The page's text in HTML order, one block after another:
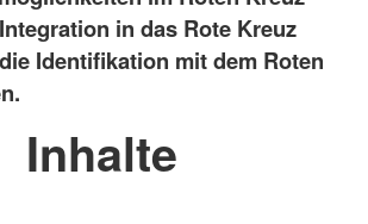
in das Rote Kreuz
Identifikation mit dem Roten
Inhalte